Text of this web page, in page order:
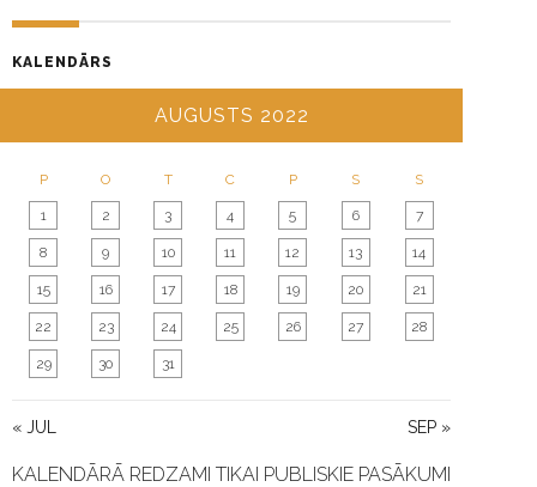
KALENDĀRS
AUGUSTS 2022
P O T C P S S
« JUL SEP »
1 2 3 4 5 6 7
8 9 10 11 12 13 14
15 16 17 18 19 20 21
22 23 24 25 26 27 28
29 30 31
KALENDĀRĀ REDZAMI TIKAI PUBLISKIE PASĀKUMI